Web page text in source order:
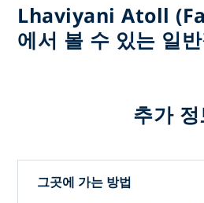
Lhaviyani Atoll
에서 볼 수 있는 일
추가
그곳에 가는 방법